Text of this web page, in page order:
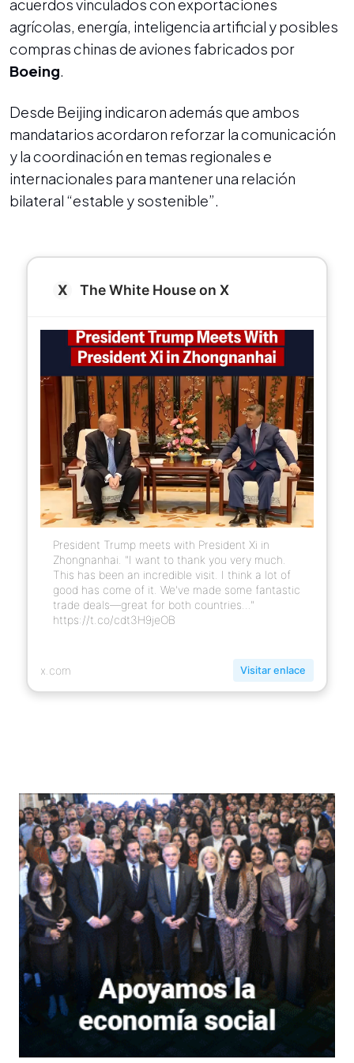
acuerdos vinculados con exportaciones
agrícolas, energía, inteligencia artificial y posibles
compras chinas de aviones fabricados por
Boeing.
Desde Beijing indicaron además que ambos
mandatarios acordaron reforzar la comunicación
y la coordinación en temas regionales e
internacionales para mantener una relación
bilateral “estable y sostenible”.
The White House on X
President Trump meets with President Xi in
Zhongnanhai. "I want to thank you very much.
This has been an incredible visit. I think a lot of
good has come of it. We've made some fantastic
trade deals—great for both countries..."
https://t.co/cdt3H9jeOB
x.com Visitar enlace